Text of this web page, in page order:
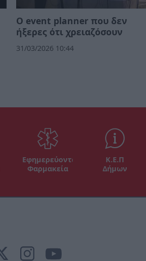
Ο event planner που δεν
ήξερες ότι χρειαζόσουν
31/03/2026 10:44
Εφημερεύοντα
Φαρμακεία
Κ.Ε.Π
Δήμων